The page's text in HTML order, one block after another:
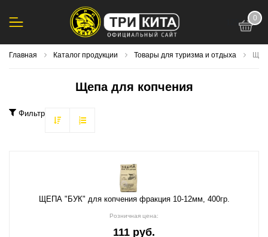
0
Главная Каталог продукции Товары для туризма и отдыха
Щепа для копчения
Фильтр
ЩЕПА "БУК" для копчения фракция 10-12мм, 400гр.
Розничная цена:
111 руб.